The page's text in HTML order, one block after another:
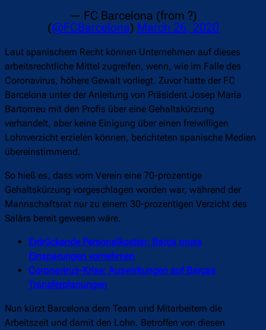
— FC Barcelona (from ?)
(@FCBarcelona) March 26, 2020
Laut spanischem Recht können Unternehmen auf dieses
arbeitsrechtliche Mittel zugreifen, wenn, wie im Falle des
Coronavirus, höhere Gewalt vorliegt. Zuvor hatte der FC
Barcelona unter der Anleitung von Präsident Josep Maria
Bartomeu mit den Profis über eine Gehaltskürzung
verhandelt, aber keine Einigung über einen freiwilligen
Lohnverzicht erzielen können, berichteten spanische Medien
übereinstimmend.
So hieß es, dass vom Verein eine 70-prozentige
Gehaltskürzung vorgeschlagen worden war, während der
Mannschaftsrat nur zu einem 30-prozentigen Verzicht des
Salärs bereit gewesen wäre.
Erdrückende Personalkosten: Barça muss
Einsparungen vornehmen
Coronavirus-Krise: Auswirkungen auf Barças
Transferplanungen
Nun kürzt Barcelona dem Team und Mitarbeitern die
Arbeitszeit und damit den Lohn. Betroffen von diesen